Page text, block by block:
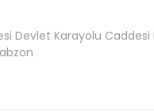
Devlet Karayolu Caddesi